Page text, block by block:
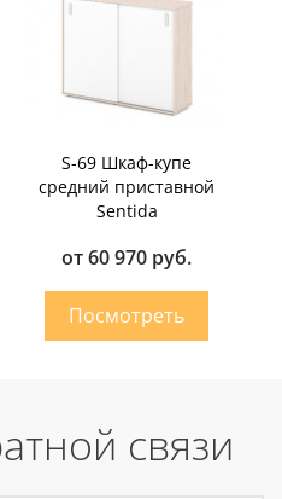
S-69 Шкаф-купе
средний приставной
Sentida
от 60 970 руб.
связи